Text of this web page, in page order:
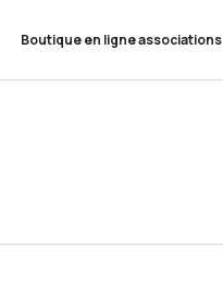
Boutique en ligne associations